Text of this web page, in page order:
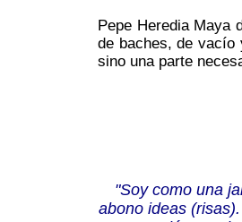
Pepe Heredia Maya
de baches, de vacío
sino una parte
"Soy como una
abono ideas